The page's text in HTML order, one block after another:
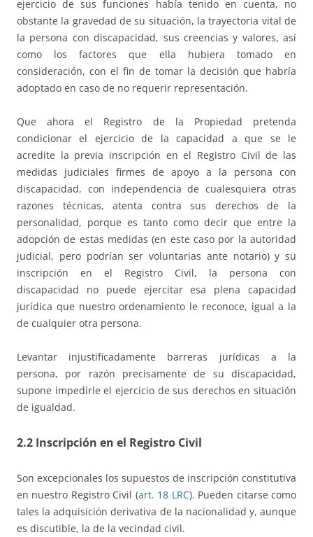
ejercicio de sus funciones había tenido en cuenta, no
obstante la gravedad de su situación, la trayectoria vital de
la persona con discapacidad, sus creencias y valores, así
como los factores que ella hubiera tomado en
consideración, con el fin de tomar la decisión que habría
adoptado en caso de no requerir representación.
Que ahora el Registro de la Propiedad pretenda
condicionar el ejercicio de la capacidad a que se le
acredite la previa inscripción en el Registro Civil de las
medidas judiciales firmes de apoyo a la persona con
discapacidad, con independencia de cualesquiera otras
razones técnicas, atenta contra sus derechos de la
personalidad, porque es tanto como decir que entre la
adopción de estas medidas (en este caso por la autoridad
judicial, pero podrían ser voluntarias ante notario) y su
inscripción en el Registro Civil, la persona con
discapacidad no puede ejercitar esa plena capacidad
jurídica que nuestro ordenamiento le reconoce, igual a la
de cualquier otra persona.
Levantar injustificadamente barreras jurídicas a la
persona, por razón precisamente de su discapacidad,
supone impedirle el ejercicio de sus derechos en situación
de igualdad.
2.2 Inscripción en el Registro Civil
Son excepcionales los supuestos de inscripción constitutiva
en nuestro Registro Civil (art. 18 LRC). Pueden citarse como
tales la adquisición derivativa de la nacionalidad y, aunque
es discutible, la de la vecindad civil.